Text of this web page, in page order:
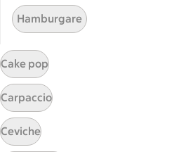
Äppelmimosa
Betyg 4.4 av 5.
7 personer har röstat
Mangocolada
Hamburgare
Cake pop
Carpaccio
Ceviche